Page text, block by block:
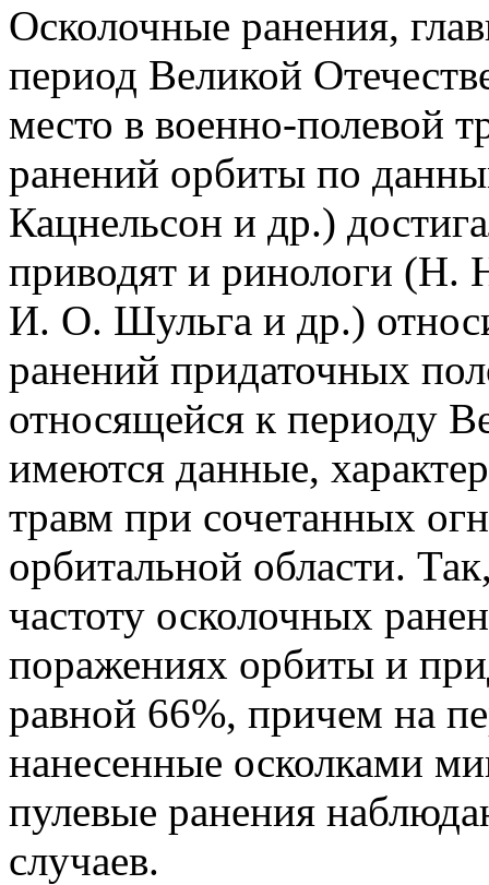
Осколочные ранения,
период Великой
место в военно-полевой
ранений орбиты по
Кацнельсон и др.)
приводят и ринологи (Н.
И. О. Шульга и др.)
ранений придаточных
относящейся к периоду
имеются данные,
травм при сочетанных
орбитальной области.
частоту осколочных
поражениях орбиты и
равной 66%, причем на
нанесенные осколками
пулевые ранения
случаев.